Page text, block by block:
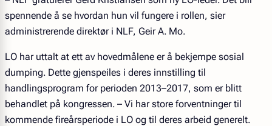
spennende å se hvordan hun vil fungere i rollen, sier
administrerende direktør i NLF, Geir A. Mo.
LO har uttalt at ett av hovedmålene er å bekjempe sosial
dumping. Dette gjenspeiles i deres innstilling til
handlingsprogram for perioden 2013–2017, som er blitt
behandlet på kongressen. – Vi har store forventninger til
kommende fireårsperiode i LO og til deres arbeid generelt.